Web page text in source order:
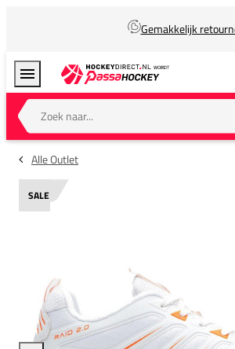
Gemakkelijk
Zoek naar...
Alle Outlet
SALE